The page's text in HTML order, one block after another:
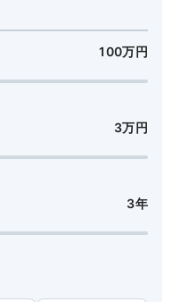
100万円
3万円
3年